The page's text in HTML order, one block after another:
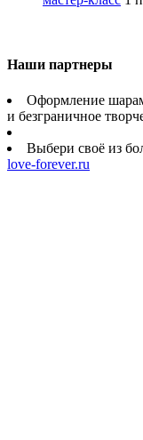
Наши партнеры
Оформление
и безграничное
Выбери своё из
love-forever.ru